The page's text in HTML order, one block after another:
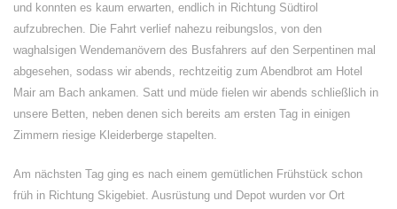
und konnten es kaum erwarten, endlich in Richtung Südtirol
aufzubrechen. Die Fahrt verlief nahezu reibungslos, von den
waghalsigen Wendemanövern des Busfahrers auf den Serpentinen mal
abgesehen, sodass wir abends, rechtzeitig zum Abendbrot am Hotel
Mair am Bach ankamen. Satt und müde fielen wir abends schließlich in
unsere Betten, neben denen sich bereits am ersten Tag in einigen
Zimmern riesige Kleiderberge stapelten.
Am nächsten Tag ging es nach einem gemütlichen Frühstück schon
früh in Richtung Skigebiet. Ausrüstung und Depot wurden vor Ort